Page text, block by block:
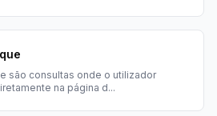
são consultas onde o utilizador
na página d...